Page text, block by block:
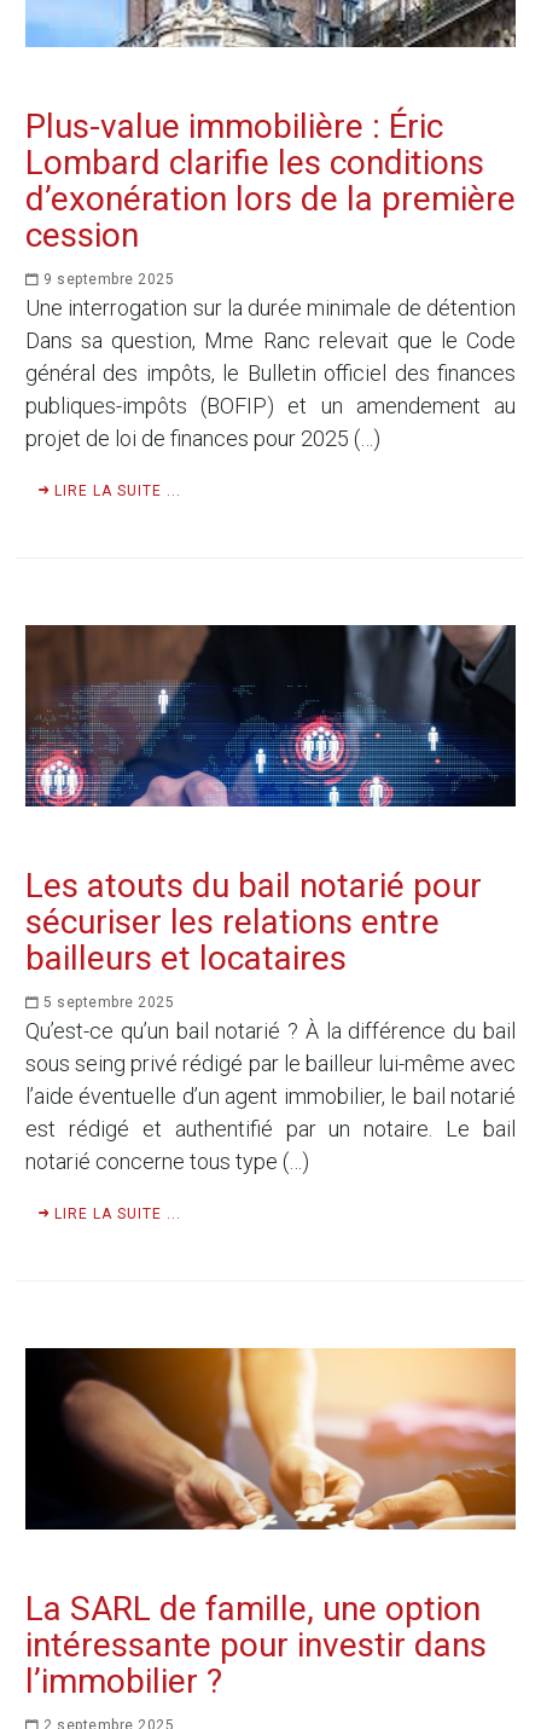
Plus-value immobilière : Éric
Lombard clarifie les conditions
d’exonération lors de la première
cession
9 septembre 2025
Une interrogation sur la durée minimale de détention
Dans sa question, Mme Ranc relevait que le Code
général des impôts, le Bulletin officiel des finances
publiques-impôts (BOFIP) et un amendement au
projet de loi de finances pour 2025 (…)
LIRE LA SUITE ...
Les atouts du bail notarié pour
sécuriser les relations entre
bailleurs et locataires
5 septembre 2025
Qu’est-ce qu’un bail notarié ? À la différence du bail
sous seing privé rédigé par le bailleur lui-même avec
l’aide éventuelle d’un agent immobilier, le bail notarié
est rédigé et authentifié par un notaire. Le bail
notarié concerne tous type (…)
LIRE LA SUITE ...
La SARL de famille, une option
intéressante pour investir dans
l’immobilier ?
2 septembre 2025